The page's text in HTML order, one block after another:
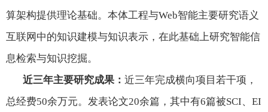
算架构提供理论基础。本体工程与Web智能主要研究语义
互联网中的知识建模与知识表示，在此基础上研究智能信
息检索与知识挖掘。
近三年主要研究成果： 近三年完成横向项目若干项，
总经费50余万元。发表论文20余篇，其中有6篇被SCI、 EI